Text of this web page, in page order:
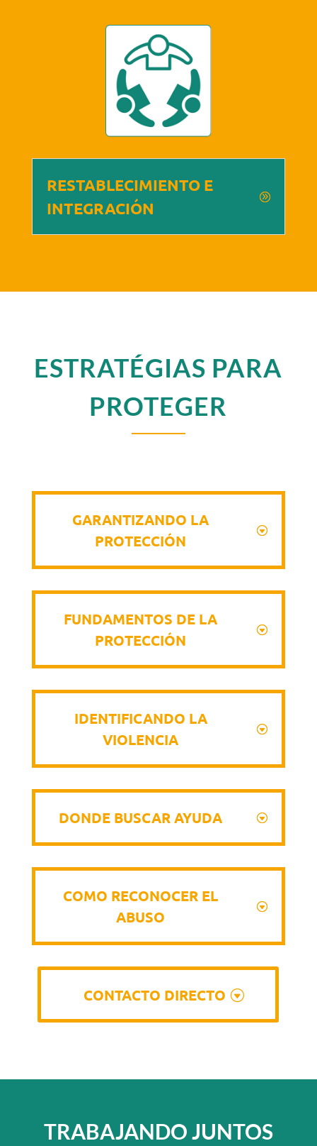
RESTABLECIMIENTO E
INTEGRACIÓN
ESTRATÉGIAS PARA
PROTEGER
GARANTIZANDO LA
PROTECCIÓN
FUNDAMENTOS DE LA
PROTECCIÓN
IDENTIFICANDO LA
VIOLENCIA
DONDE BUSCAR AYUDA
COMO RECONOCER EL
ABUSO
CONTACTO DIRECTO
TRABAJANDO JUNTOS